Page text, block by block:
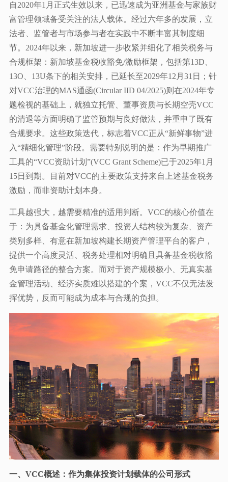
自2020年1月正式生效以来，已迅速成为亚洲基金与家族财
富管理领域备受关注的法人载体。经过六年多的发展，立
法者、监管者与市场参与者在实践中不断丰富其制度细
节。2024年以来，新加坡进一步收紧并细化了相关税务与
合规框架：新加坡基金税收豁免/激励框架，包括第13D、
13O、13U条下的相关安排，已延长至2029年12月31日；针
对VCC治理的MAS通函(Circular IID 04/2025)则在2024年专
题检视的基础上，就独立托管、董事资质与长期空壳VCC
的清退等方面明确了监管预期与良好做法，并重申了既有
合规要求。这些政策迭代，标志着VCC正从“新鲜事物”进
入“精细化管理”阶段。需要特别说明的是：作为早期推广
工具的“VCC资助计划”(VCC Grant Scheme)已于2025年1月
15日到期。目前对VCC的主要政策支持来自上述基金税务
激励，而非资助计划本身。
工具越强大，越需要精准的适用判断。VCC的核心价值在
于：为具备基金化管理需求、投资人结构较为复杂、资产
类别多样、有意在新加坡构建长期资产管理平台的客户，
提供一个高度灵活、税务处理相对明确且具备基金税收豁
免申请路径的整合方案。而对于资产规模极小、无真实基
金管理活动、经济实质难以搭建的个案，VCC不仅无法发
挥优势，反而可能成为成本与合规的负担。
一、VCC概述：作为集体投资计划载体的公司形式